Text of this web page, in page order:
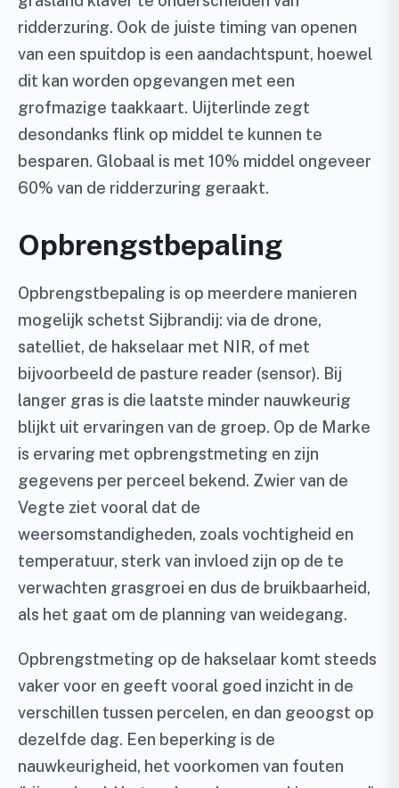
ridderzuring. Ook de juiste timing van openen
van een spuitdop is een aandachtspunt, hoewel
dit kan worden opgevangen met een
grofmazige taakkaart. Uijterlinde zegt
desondanks flink op middel te kunnen te
besparen. Globaal is met 10% middel ongeveer
60% van de ridderzuring geraakt.
Opbrengstbepaling
Opbrengstbepaling is op meerdere manieren
mogelijk schetst Sijbrandij: via de drone,
satelliet, de hakselaar met NIR, of met
bijvoorbeeld de pasture reader (sensor). Bij
langer gras is die laatste minder nauwkeurig
blijkt uit ervaringen van de groep. Op de Marke
is ervaring met opbrengstmeting en zijn
gegevens per perceel bekend. Zwier van de
Vegte ziet vooral dat de
weersomstandigheden, zoals vochtigheid en
temperatuur, sterk van invloed zijn op de te
verwachten grasgroei en dus de bruikbaarheid,
als het gaat om de planning van weidegang.
Opbrengstmeting op de hakselaar komt steeds
vaker voor en geeft vooral goed inzicht in de
verschillen tussen percelen, en dan geoogst op
dezelfde dag. Een beperking is de
nauwkeurigheid, het voorkomen van fouten